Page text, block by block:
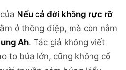
Nếu cả đời không rực rỡ
ở thông điệp, mà còn nằm
Ah. Tác giả không viết
to búa lớn, cũng không cố